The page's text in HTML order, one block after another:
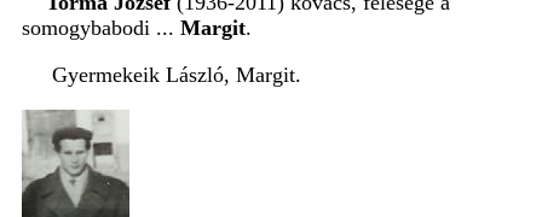
somogybabodi ... Margit.
Gyermekeik László, Margit.